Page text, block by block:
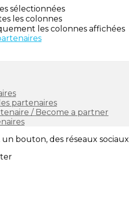
sélectionnées
les colonnes
les colonnes affichées
partenaires
/ Become a partner
bouton, des réseaux sociaux